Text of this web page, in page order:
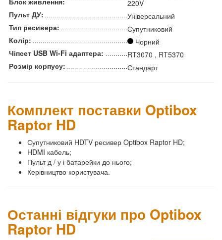
220V
Пульт ДУ:
Універсальний
Тип ресивера:
Супутниковий
Колір:
Чорний
Чіпсет USB Wi-Fi адаптера:
RT3070 , RT5370
Розмір корпусу:
Стандарт
Комплект поставки Optibox
Raptor HD
Супутниковий HDTV ресивер Optibox Raptor HD;
HDMI кабель;
Пульт д / у і батарейки до нього;
Керівництво користувача.
Останні відгуки про Optibox
Raptor HD